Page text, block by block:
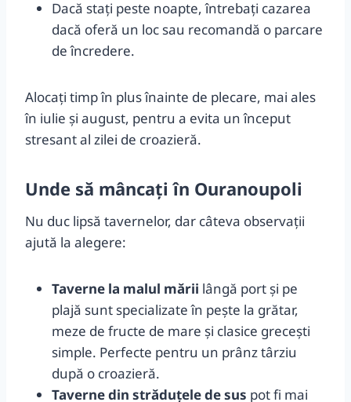
Dacă stați peste noapte, întrebați cazarea
dacă oferă un loc sau recomandă o parcare
de încredere.
Alocați timp în plus înainte de plecare, mai ales
în iulie și august, pentru a evita un început
stresant al zilei de croazieră.
Unde să mâncați în Ouranoupoli
Nu duc lipsă tavernelor, dar câteva observații
ajută la alegere:
Taverne la malul mării lângă port și pe
plajă sunt specializate în pește la grătar,
meze de fructe de mare și clasice grecești
simple. Perfecte pentru un prânz târziu
după o croazieră.
Taverne din străduțele de sus pot fi mai